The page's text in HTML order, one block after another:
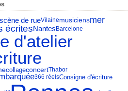
scène de rueVilainemusiciensmer
écritesNantes Barcelone
d'atelier
collageconcertThabor
366 réelsConsigne d'écriture